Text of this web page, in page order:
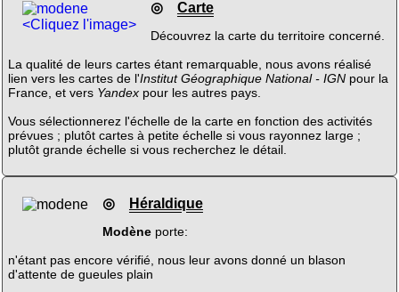
<Cliquez l'image>
◎ Carte
Découvrez la carte du territoire concerné.
La qualité de leurs cartes étant remarquable, nous avons réalisé
lien vers les cartes de l'Institut Géographique National - IGNpour la
France, et vers Yandexpour les autres pays.
Vous sélectionnerez l'échelle de la carte en fonction des activités
prévues ; plutôt cartes à petite échelle si vous rayonnez large ;
plutôt grande échelle si vous recherchez le détail.
◎ Héraldique
Modèneporte:
n'étant pas encore vérifié, nous leur avons donné un blason
d'attente de gueules plain